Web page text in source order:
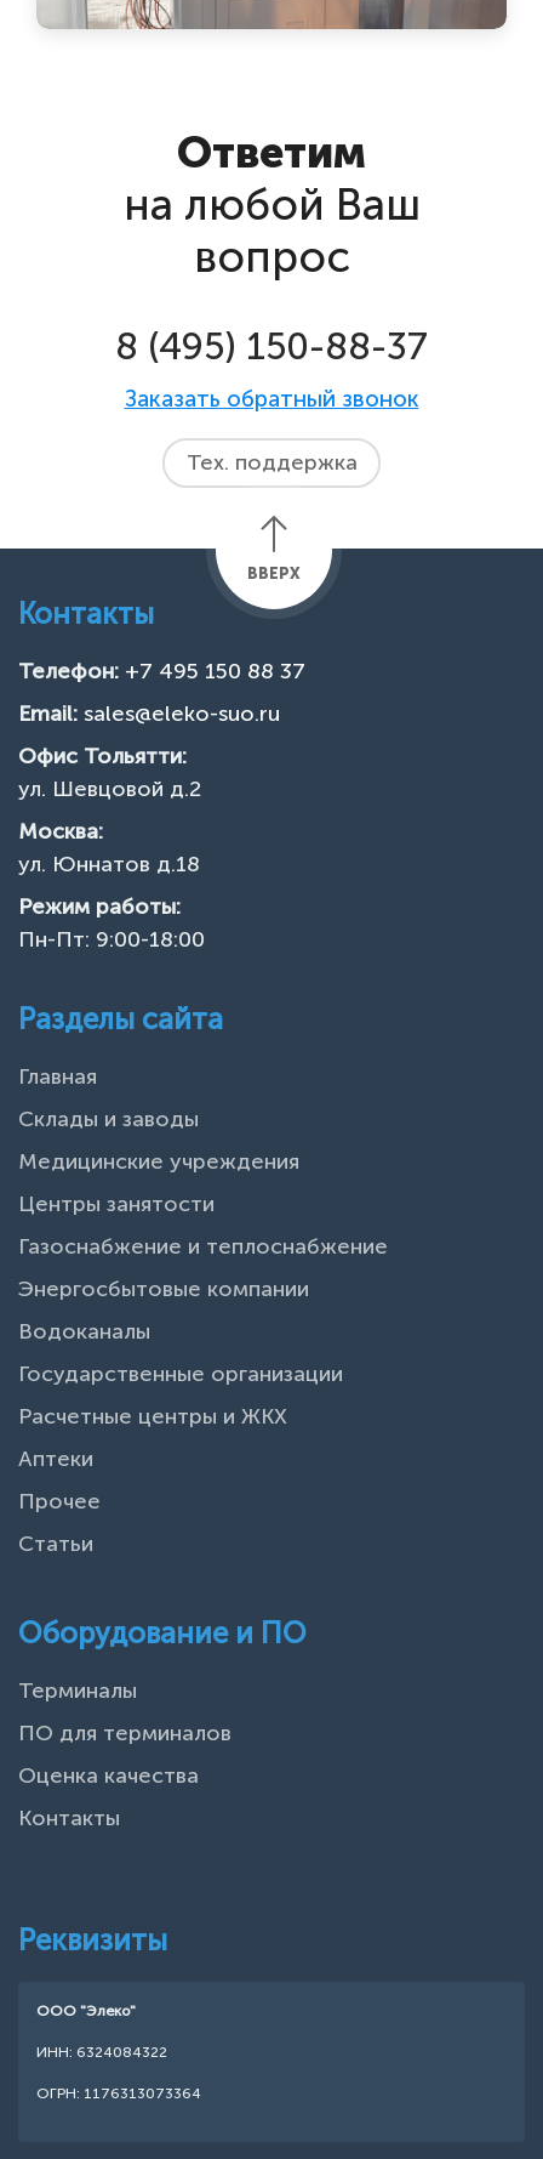
Ответим
на любой Ваш
вопрос
8 (495) 150-88-37
Заказать обратный звонок
Тех. поддержка
ВВЕРХ
Контакты
Телефон: +7 495 150 88 37
Email: sales@eleko-suo.ru
Офис Тольятти:
ул. Шевцовой д.2
Москва:
ул. Юннатов д.18
Режим работы:
Пн-Пт: 9:00-18:00
Разделы сайта
Главная
Склады и заводы
Медицинские учреждения
Центры занятости
Газоснабжение и теплоснабжение
Энергосбытовые компании
Водоканалы
Государственные организации
Расчетные центры и ЖКХ
Аптеки
Прочее
Статьи
Оборудование и ПО
Терминалы
ПО для терминалов
Оценка качества
Контакты
Реквизиты
ООО "Элеко"
ИНН: 6324084322
ОГРН: 1176313073364